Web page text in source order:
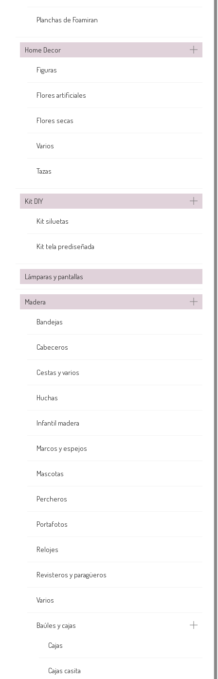
Planchas de Foamiran
Home Decor
Figuras
Flores artificiales
Flores secas
Varios
Tazas
Kit DIY
Kit siluetas
Kit tela prediseñada
Lámparas y pantallas
Madera
Bandejas
Cabeceros
Cestas y varios
Huchas
Infantil madera
Marcos y espejos
Mascotas
Percheros
Portafotos
Relojes
Revisteros y paragüeros
Varios
Baúles y cajas
Cajas
Cajas casita